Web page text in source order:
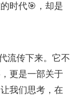
时代🎯，却是
流传下来。它不
更是一部关于
我们思考，在